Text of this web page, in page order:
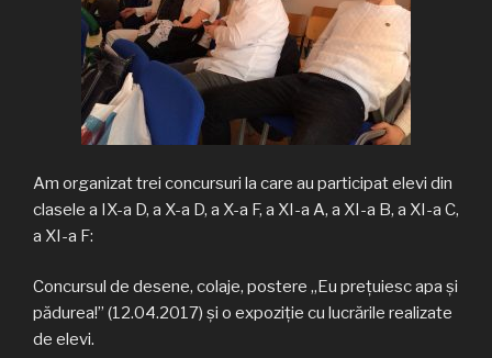
Am organizat trei concursuri la care au participat elevi din
clasele a IX-a D, a X-a D, a X-a F, a XI-a A, a XI-a B, a XI-a C,
a XI-a F:
Concursul de desene, colaje, postere „Eu preţuiesc apa şi
pădurea!” (12.04.2017) şi o expoziţie cu lucrările realizate
de elevi.